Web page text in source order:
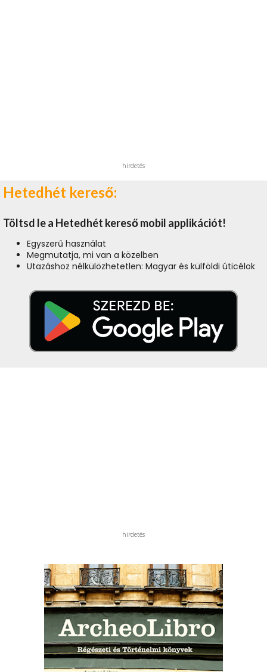
hirdetés
Hetedhét kereső:
Töltsd le a Hetedhét kereső mobil applikációt!
Egyszerű használat
Megmutatja, mi van a közelben
Utazáshoz nélkülözhetetlen: Magyar és külföldi úticélok
hirdetés